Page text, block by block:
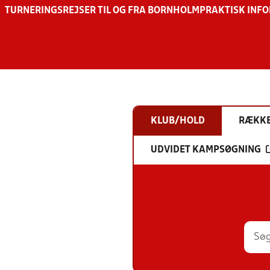
TURNERINGSREJSER TIL OG FRA BORNHOLM PRAKTISK
KLUB/HOLD
UDVIDET KAMPSØGNING